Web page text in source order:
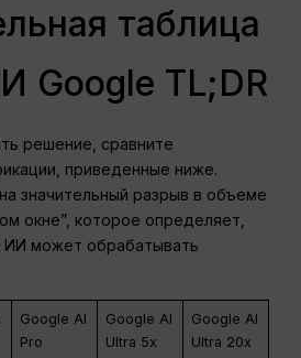
таблица
Google TL;DR
решение, сравните
приведенные ниже.
значительный разрыв в объеме
окне”, которое определяет,
ИИ может обрабатывать
Google AI
Pro
Google AI
Ultra 5x
Google AI
Ultra 20x